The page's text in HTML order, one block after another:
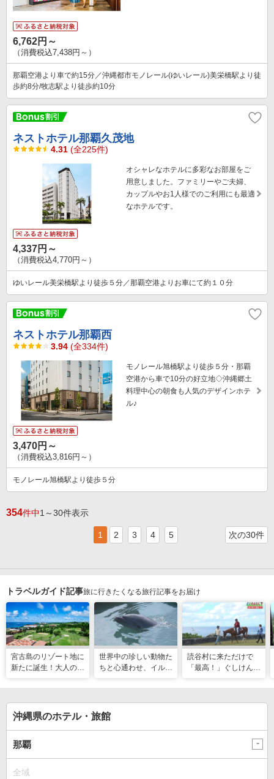
6,762円～
（消費税込7,438円～）
那覇空港より車で約15分／沖縄都市モノレール(ゆいレール)美栄橋駅より徒
歩約8分/牧志駅より徒歩約10分
ネストホテル那覇久茂地
4.31 (全225件)
オシャレなホテルに多彩なお部屋をご
用意しました。ファミリーやご夫婦、
カップルやお1人様でのご利用にも最適
なホテルです。
4,337円～
（消費税込4,770円～）
ゆいレール美栄橋駅より徒歩５分／那覇空港よりお車にて約１０分
ネストホテル那覇西
3.94 (全334件)
モノレール旭橋駅より徒歩５分・那覇
空港から車で10分の好立地◇沖縄郷土
料理中心の朝食も人気のデザインホテ
ル♪
3,470円～
（消費税込3,816円～）
モノレール旭橋駅より徒歩５分
354件中1～30件表示
1 2 3 4 5 次の30件
トラベルガイド記事旅に行きたくなる旅行記事をお届け
宮古島のリゾート地に
新たに誕生！大人の特
世界中の珍しい動物た
ちと心通わせ、イルカ
読谷村に来ただけで
「最高！」ぐしけんさ
沖縄県のホテル・旅館
那覇
全域